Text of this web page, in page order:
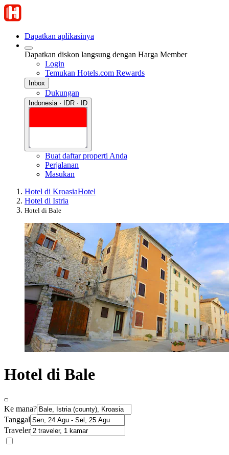
Dapatkan aplikasinya
Dapatkan diskon langsung dengan Harga Member
Login
Temukan Hotels.com Rewards
Inbox
Dukungan
Indonesia · IDR · ID
Buat daftar properti Anda
Perjalanan
Masukan
Hotel di KroasiaHotel
Hotel di Istria
Hotel di Bale
Hotel di Bale
Ke mana?
Tanggal
Traveler